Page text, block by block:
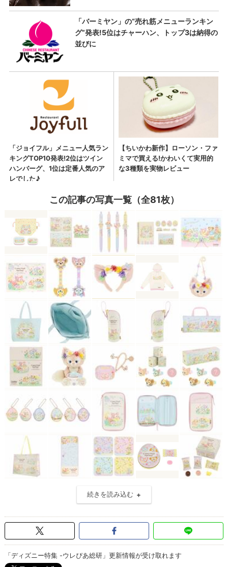
この記事の写真一覧（全81枚）
続きを読み込む
「ディズニー特集 -ウレぴあ総研」更新情報が受け取れます